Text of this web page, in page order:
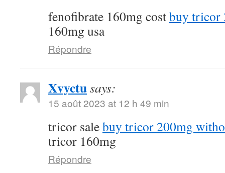
fenofibrate 160mg costbuy tricor
160mg usa
Répondre
Xvyctusays:
15 août 2023 at 12 h 49 min
tricor salebuy tricor 200mg
tricor 160mg
Répondre